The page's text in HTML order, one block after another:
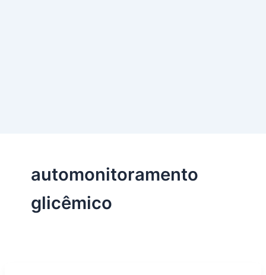
automonitoramento
glicêmico